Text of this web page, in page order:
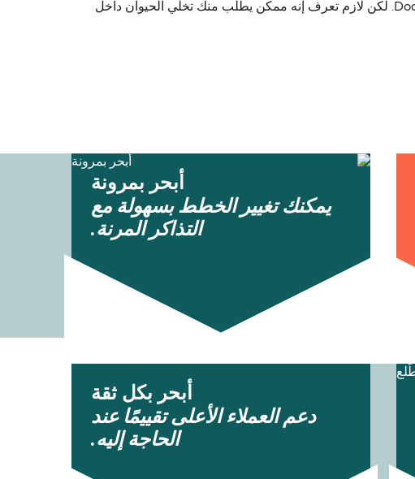
الحيوانات الأليفة مسموح فيها على العبّارات بين ليروس (Leros) و ايغاتونيسي (Agathonisi) مع Dodekanisos Seaways. لكن لازم تعرف إنه ممكن يطلب منك تخلي الحيوان داخل
أبحر بمرونة
يمكنك تغيير الخطط بسهولة مع
التذاكر المرنة.
أبحر بكل ثقة
دعم العملاء الأعلى تقييمًا عند
الحاجة إليه.